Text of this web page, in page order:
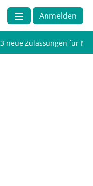
Anmelden
3 neue Zulassungen für